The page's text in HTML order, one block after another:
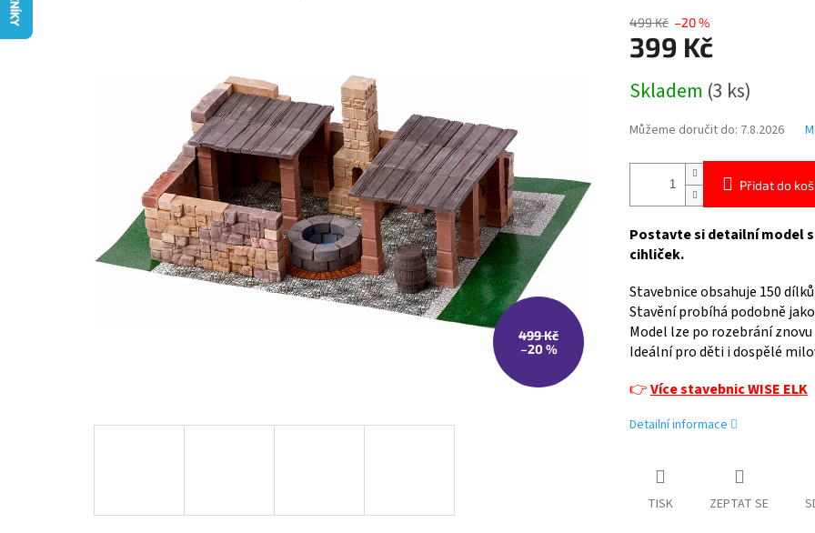
499 Kč
–20 %
499 Kč –20 %
399 Kč
cena:
Skladem (3 ks)
Můžeme doručit do: 7.8.2026
Přidat do
Postavte si detailní model
cihliček.
Stavebnice obsahuje 150
Stavění probíhá podobně
Model lze po rozebrání
Ideální pro děti i dospělé
👉Více stavebnic WISE ELK
Detailní informace
TISK ZEPTAT SE